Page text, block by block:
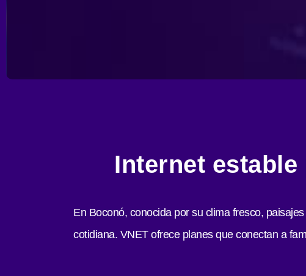
Internet
En Boconó, conocida por su clima fresco,
cotidiana. VNET ofrece planes que conectan a